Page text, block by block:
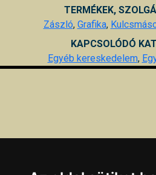
TERMÉKEK,
Zászló, Grafika,
KAPCSOLÓDÓ
Egyéb kereskedelem,